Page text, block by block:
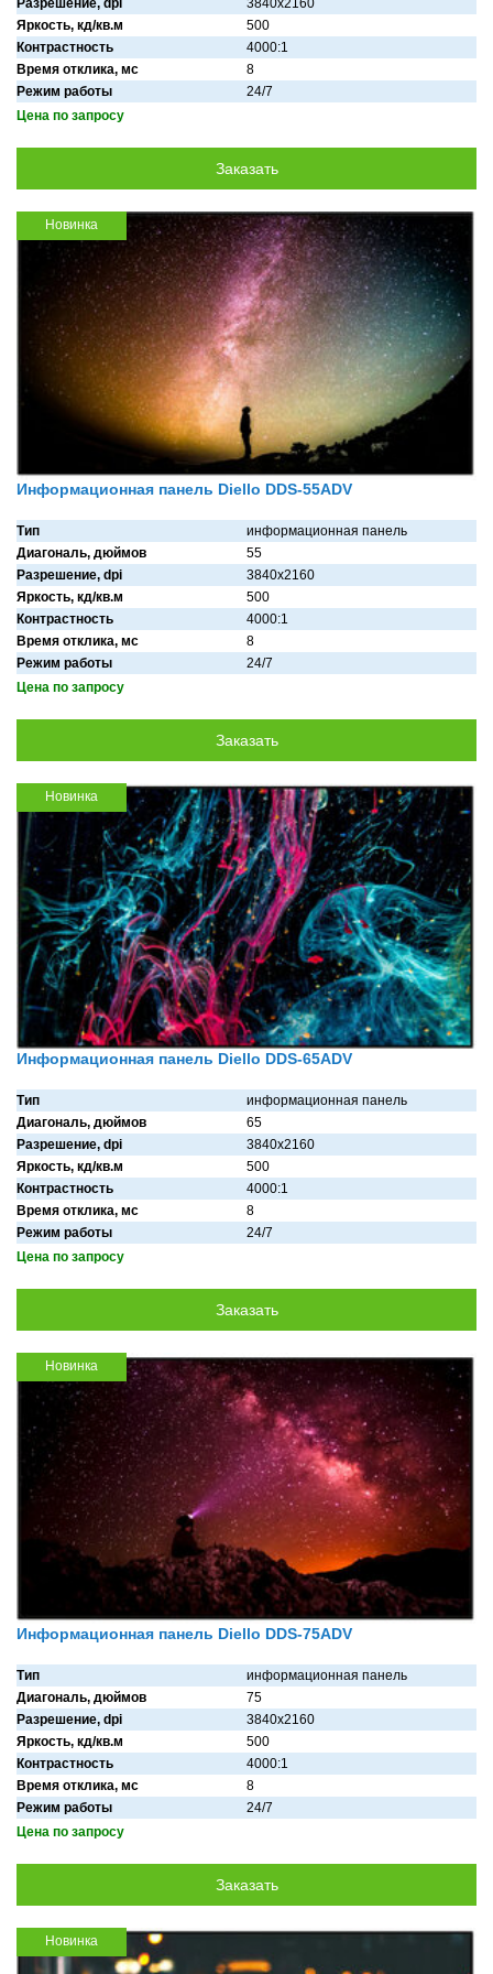
Разрешение, dpi
3840x2160
Яркость, кд/кв.м
500
Контрастность
4000:1
Время отклика, мс
8
Режим работы
24/7
Цена по запросу
Новинка
Информационная панель Diello DDS-55ADV
Тип
информационная панель
Диагональ, дюймов
55
Разрешение, dpi
3840x2160
Яркость, кд/кв.м
500
Контрастность
4000:1
Время отклика, мс
8
Режим работы
24/7
Цена по запросу
Новинка
Информационная панель Diello DDS-65ADV
Тип
информационная панель
Диагональ, дюймов
65
Разрешение, dpi
3840x2160
Яркость, кд/кв.м
500
Контрастность
4000:1
Время отклика, мс
8
Режим работы
24/7
Цена по запросу
Новинка
Информационная панель Diello DDS-75ADV
Тип
информационная панель
Диагональ, дюймов
75
Разрешение, dpi
3840x2160
Яркость, кд/кв.м
500
Контрастность
4000:1
Время отклика, мс
8
Режим работы
24/7
Цена по запросу
Новинка